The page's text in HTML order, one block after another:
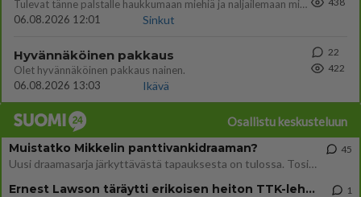
Tulevat tänne palstalle haukkumaan miehiä ja naljailemaan miehelle, kehuvat olevansa heitä parempia. Itse asuvat MIEHE
06.08.2026 12:01
Sinkut
Hyvännäköinen pakkaus
Olet hyvännäköinen pakkaus nainen.
06.08.2026 13:03
Ikävä
22
422
Osallistu keskusteluun
Muistatko Mikkelin panttivankidraaman?
Uusi draamasarja järkyttävästä tapauksesta on tulossa. Tositapahtumiin perustuva sarja ammentaa vuoden 1986 Mikkelin pan
45
Ernest Lawson täräytti erikoisen heiton TTK-lehdistötilaisuudessa: " Onko tässä tarkoituksena...?" 1